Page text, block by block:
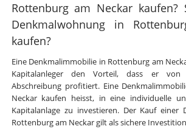
Rottenburg am Neckar kaufen?
Denkmalwohnung in
kaufen?
Eine Denkmalimmobilie in Rottenburg am
Kapitalanleger den Vorteil, dass er von
Abschreibung profitiert. Eine
Neckar kaufen heisst, in eine individuelle
Kapitalanlage zu investieren. Der Kauf einer
Rottenburg am Neckar gilt als sichere